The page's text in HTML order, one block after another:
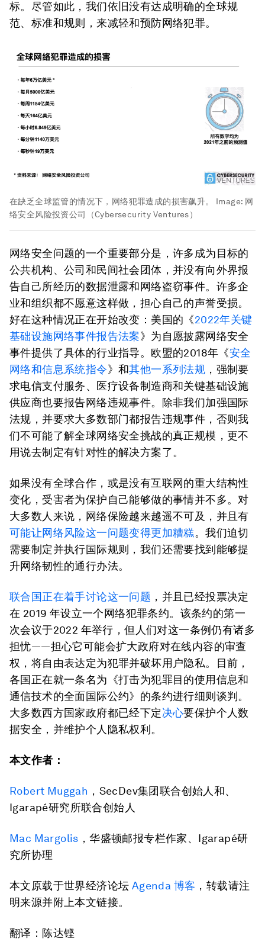
标。尽管如此，我们依旧没有达成明确的全球规
范、标准和规则，来减轻和预防网络犯罪。
在缺乏全球监管的情况下，网络犯罪造成的损害飙升。 Image: 网
络安全风险投资公司（Cybersecurity Ventures）
网络安全问题的一个重要部分是，许多成为目标的
公共机构、公司和民间社会团体，并没有向外界报
告自己所经历的数据泄露和网络盗窃事件。许多企
业和组织都不愿意这样做，担心自己的声誉受损。
好在这种情况正在开始改变：美国的《2022年关键
基础设施网络事件报告法案》为自愿披露网络安全
事件提供了具体的行业指导。欧盟的2018年《安全
网络和信息系统指令》和其他一系列法规 ，强制要
求电信支付服务、医疗设备制造商和关键基础设施
供应商也要报告网络违规事件。除非我们加强国际
法规，并要求大多数部门都报告违规事件，否则我
们不可能了解全球网络安全挑战的真正规模，更不
用说去制定有针对性的解决方案了。
如果没有全球合作，或是没有互联网的重大结构性
变化，受害者为保护自己能够做的事情并不多。对
大多数人来说，网络保险越来越遥不可及，并且有
可能让网络风险这一问题变得更加糟糕。我们迫切
需要制定并执行国际规则，我们还需要找到能够提
升网络韧性的通行办法。
联合国正在着手讨论这一问题 ，并且已经投票决定
在 2019 年设立一个网络犯罪条约。该条约的第一
次会议于2022 年举行，但人们对这一条例仍有诸多
担忧——担心它可能会扩大政府对在线内容的审查
权，将自由表达定为犯罪并破坏用户隐私。目前，
各国正在就一条名为《打击为犯罪目的使用信息和
通信技术的全面国际公约》的条约进行细则谈判。
大多数西方国家政府都已经下定决心要保护个人数
据安全，并维护个人隐私权利。
本文作者：
Robert Muggah ，SecDev集团联合创始人和、
Igarapé研究所联合创始人
Mac Margolis ，华盛顿邮报专栏作家、Igarapé研
究所协理
本文原载于世界经济论坛 Agenda 博客 ，转载请注
明来源并附上本文链接。
翻译：陈达铿